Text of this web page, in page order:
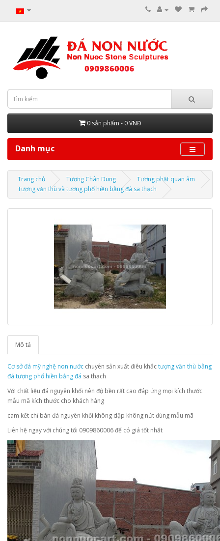
0 sản phẩm - 0 VNĐ
Danh mục
Trang chủ Tượng Chân Dung
Tượng phật quan âm
Tượng văn thù và tượng phổ hiền bằng đá sa thạch
Mô tả
Cơ sở đá mỹ nghệ non nước chuyên sản xuất điêu khắctượng văn thù bằng
đá tượng phổ hiền bằng đá sa thạch
Với chất liệu đá nguyên khối nên độ bền rất cao đáp ứng mọi kích thước
mẫu mã kích thước cho khách hàng
cam kết chỉ bán đá nguyên khối không dập không nứt đúng mẫu mã
Liên hệ ngay với chúng tối 0909860006 để có giá tốt nhất